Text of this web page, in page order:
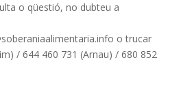
o qüestió, no dubteu a
o trucar
/ 644 460 731 (Arnau) / 680 852